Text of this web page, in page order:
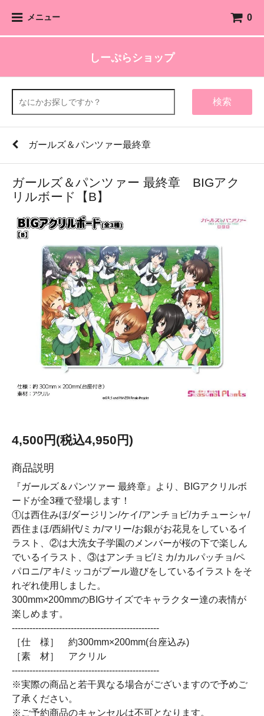
メニュー 0
しーぷらショップ
検索
ガールズ＆パンツァー最終章
ガールズ＆パンツァー 最終章 BIGアク
リルボード【B】
4,500円(税込4,950円)
商品説明
『ガールズ＆パンツァー 最終章』より、BIGアクリルボ
ードが全3種で登場します！
①は西住みほ/ダージリン/ケイ/アンチョビ/カチューシャ/
西住まほ/西絹代/ミカ/マリー/お銀がお花見をしているイ
ラスト、②は大洗女子学園のメンバーが桜の下で楽しん
でいるイラスト、③はアンチョビ/ミカ/カルパッチョ/ペ
パロニ/アキ/ミッコがプール遊びをしているイラストをそ
れぞれ使用しました。
300mm×200mmのBIGサイズでキャラクター達の表情が
楽しめます。
--------------------------------------------------
［仕 様］ 約300mm×200mm(台座込み)
［素 材］ アクリル
--------------------------------------------------
※実際の商品と若干異なる場合がございますので予めご
了承ください。
※ご予約商品のキャンセルは不可となります。